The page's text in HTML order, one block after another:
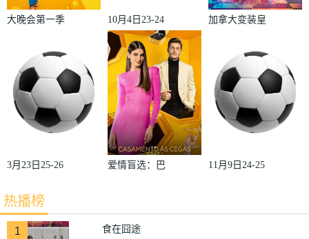
大晚会第一季
10月4日23-24
赛季欧冠小组
赛第2轮那不
勒斯VS皇家
马德里
加拿大变装皇
对阵世界
2022
3月23日25-26
轮雷恩VS梅
斯
爱情盲选：巴
11月9日24-25
热播榜
1 食在囧途